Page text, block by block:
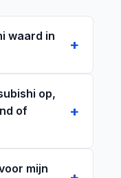
waard in
op,
of
mijn